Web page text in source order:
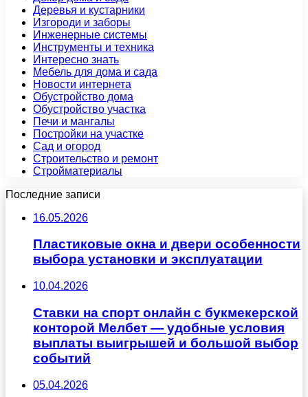
Деревья и кустарники
Изгороди и заборы
Инженерные системы
Инструменты и техника
Интересно знать
Мебель для дома и сада
Новости интернета
Обустройство дома
Обустройство участка
Печи и мангалы
Постройки на участке
Сад и огород
Строительство и ремонт
Стройматериалы
Последние записи
16.05.2026
Пластиковые окна и двери особенности
выбора установки и эксплуатации
10.04.2026
Ставки на спорт онлайн с букмекерской
конторой Мелбет — удобные условия
выплаты выигрышей и большой выбор
событий
05.04.2026